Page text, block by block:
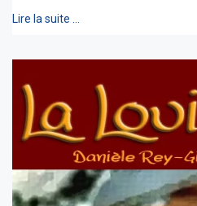
Lire la suite …